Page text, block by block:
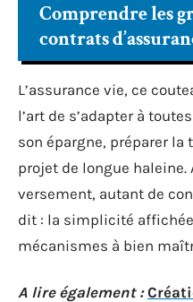
Comprendre les
contrats
L’assurance vie, ce
l’art de s’adapter à
son épargne, préparer
projet de longue haleine.
versement, autant de
dit : la simplicité
mécanismes à bien
A lire également :